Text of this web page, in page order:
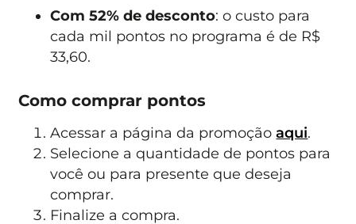
Com 52% de desconto: o custo para
cada mil pontos no programa é de R$
33,60.
Como comprar pontos
Acessar a página da promoçãoaqui.
Selecione a quantidade de pontos para
você ou para presente que deseja
comprar.
Finalize a compra.